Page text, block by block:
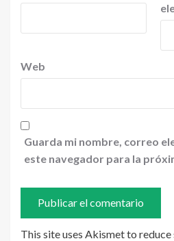
Web
Guarda mi nombre, correo
este navegador para la
This site uses Akismet to reduce